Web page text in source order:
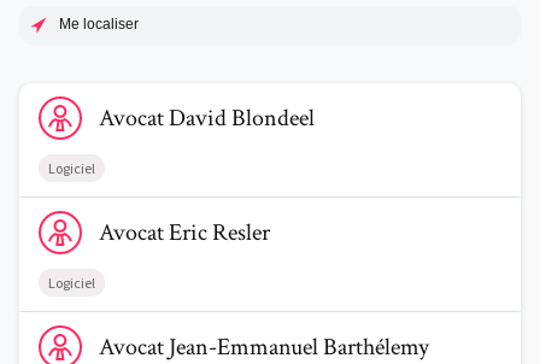
Me localiser
Voir le profil de AvocatDavid Blondeel
AvocatDavidBlondeel
Logiciel
Voir le profil de AvocatEric Resler
AvocatEricResler
Logiciel
Voir le profil de AvocatJean-Emmanuel Barthélemy
AvocatJean-EmmanuelBarthélemy